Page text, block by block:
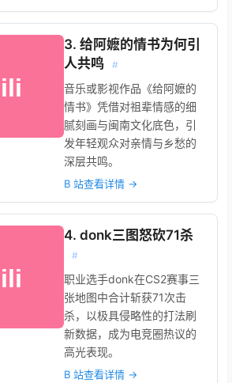
3. 给阿嬷的情书为何引
人共鸣
#
音乐或影视作品《给阿嬷的
情书》凭借对祖辈情感的细
腻刻画与闽南文化底色，引
发年轻观众对亲情与乡愁的
深层共鸣。
B 站查看详情 →
4. donk三图怒砍71杀
#
职业选手donk在CS2赛事三
张地图中合计斩获71次击
杀，以极具侵略性的打法刷
新数据，成为电竞圈热议的
高光表现。
B 站查看详情 →